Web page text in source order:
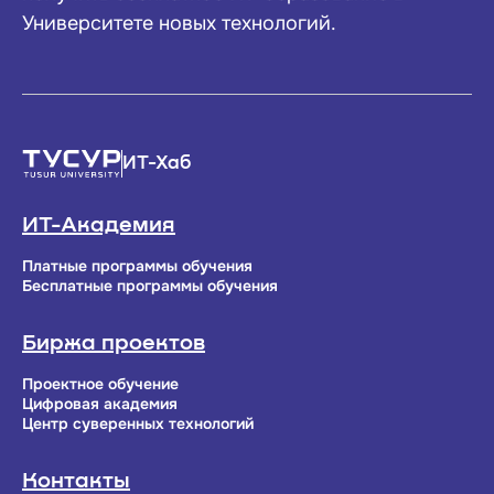
Университете новых технологий.
ИТ-Академия
Платные программы обучения
Бесплатные программы обучения
Биржа проектов
Проектное обучение
Цифровая академия
Центр суверенных технологий
Контакты
ИТ-Хаб